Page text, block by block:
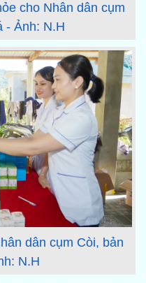
cho Nhân dân cụm
- Ảnh: N.H
dân cụm Còi, bản
N.H